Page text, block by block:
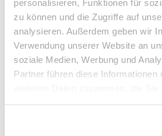
personalisieren, Funktionen für
zu können und die Zugriffe auf
analysieren. Außerdem geben wir
Verwendung unserer Website an
soziale Medien, Werbung und
Partner führen diese Informationen
•Hausbesuche bei medizinischer
Häufige Fragen zum